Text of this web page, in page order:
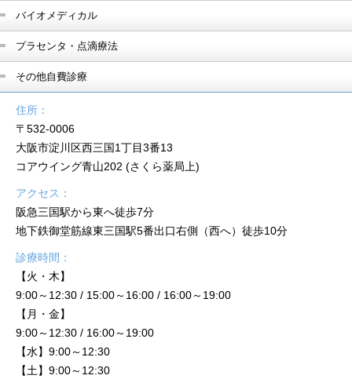
バイオメディカル
プラセンタ・点滴療法
その他自費診療
住所：
〒532-0006
大阪市淀川区西三国1丁目3番13
コアウイング青山202 (さくら薬局上)
アクセス：
阪急三国駅から東へ徒歩7分
地下鉄御堂筋線東三国駅5番出口右側（西へ）徒歩10分
診療時間：
【火・木】
9:00～12:30 / 15:00～16:00 / 16:00～19:00
【月・金】
9:00～12:30 / 16:00～19:00
【水】9:00～12:30
【土】9:00～12:30